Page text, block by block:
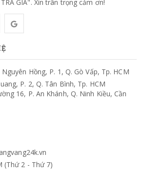
GIÁ". Xin trân trọng cảm ơn!
Hồng, P. 1, Q. Gò Vấp, Tp. HCM
P. 2, Q. Tân Bình, Tp. HCM
16, P. An Khánh, Q. Ninh Kiều, Cần
(Thứ 2 - Thứ 7)